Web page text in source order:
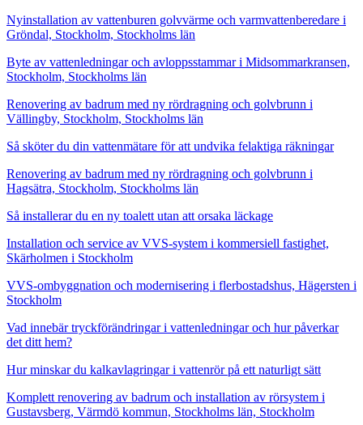
Nyinstallation av vattenburen golvvärme och varmvattenberedare i
Gröndal, Stockholm, Stockholms län
Byte av vattenledningar och avloppsstammar i Midsommarkransen,
Stockholm, Stockholms län
Renovering av badrum med ny rördragning och golvbrunn i
Vällingby, Stockholm, Stockholms län
Så sköter du din vattenmätare för att undvika felaktiga räkningar
Renovering av badrum med ny rördragning och golvbrunn i
Hagsätra, Stockholm, Stockholms län
Så installerar du en ny toalett utan att orsaka läckage
Installation och service av VVS-system i kommersiell fastighet,
Skärholmen i Stockholm
VVS-ombyggnation och modernisering i flerbostadshus, Hägersten i
Stockholm
Vad innebär tryckförändringar i vattenledningar och hur påverkar
det ditt hem?
Hur minskar du kalkavlagringar i vattenrör på ett naturligt sätt
Komplett renovering av badrum och installation av rörsystem i
Gustavsberg, Värmdö kommun, Stockholms län, Stockholm